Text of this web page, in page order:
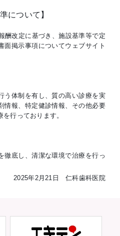
について】
酬改定に基づき、施設基準等で定
面掲示事項についてウェブサイト
う体制を有し、質の高い診療を実
情報、特定健診情報、その他必要
行っております。
徹底し、清潔な環境で治療を行っ
2025年2月21日 仁科歯科医院